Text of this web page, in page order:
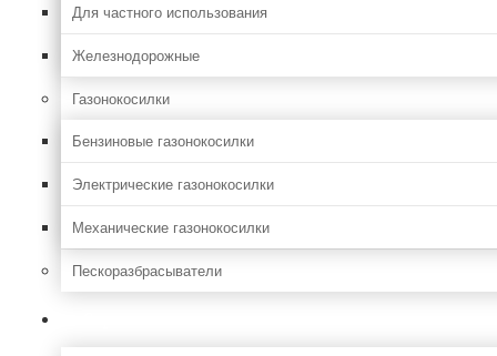
Для частного использования
Железнодорожные
Газонокосилки
Бензиновые газонокосилки
Электрические газонокосилки
Механические газонокосилки
Пескоразбрасыватели